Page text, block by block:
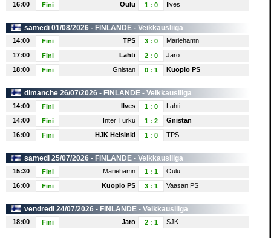
16:00
Fini Oulu 1: 0 Ilves
samedi 01/08/2026 - FINLANDE - Veikkausliiga
14:00 Fini TPS 3: 0
Mariehamn
17:00
Fini Lahti 2: 0
Jaro
18:00
Fini Gnistan 0: 1 Kuopio PS
dimanche 26/07/2026 - FINLANDE - Veikkausliiga
14:00 Fini Ilves 1: 0
Lahti
14:00
Fini Inter Turku 1: 2
Gnistan
16:00
Fini HJK Helsinki 1: 0 TPS
samedi 25/07/2026 - FINLANDE - Veikkausliiga
15:30 Fini Mariehamn 1: 1
Oulu
16:00
Fini Kuopio PS 3: 1 Vaasan PS
vendredi 24/07/2026 - FINLANDE - Veikkausliiga
18:00 Fini Jaro 2: 1 SJK